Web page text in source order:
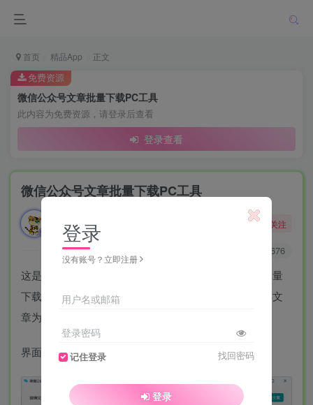
首页 精品App 正文
微信公众号文章批量下载PC工具
此内容为免费资源，请登录后查看
登录查看
免费资源
微信公众号文章批量下载PC工具
酒醒只在花前坐，酒醉还来花下眠。
关注
3676
这是一款由吾爱破解论坛用户开发的微信公众号文章批量
下载工具，支持下载微信公众号的历史消息，可以保存文
章为html/md/pdf/docx文件。
界面演示：
登录
没有账号？立即注册
用户名或邮箱
登录密码
记住登录 找回密码
登录